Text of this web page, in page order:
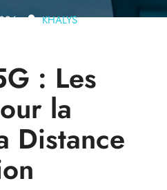
KHALYS
: Les
la
Distance